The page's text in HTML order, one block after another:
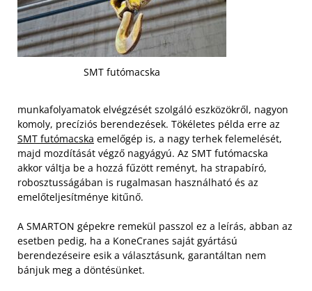
SMT futómacska
munkafolyamatok elvégzését szolgáló eszközökről, nagyon
komoly, precíziós berendezések. Tökéletes példa erre az
SMT futómacska emelőgép is, a nagy terhek felemelését,
majd mozdítását végző nagyágyú. Az SMT futómacska
akkor váltja be a hozzá fűzött reményt, ha strapabíró,
robosztusságában is rugalmasan használható és az
emelőteljesítménye kitűnő.
A SMARTON gépekre remekül passzol ez a leírás, abban az
esetben pedig, ha a KoneCranes saját gyártású
berendezéseire esik a választásunk, garantáltan nem
bánjuk meg a döntésünket.